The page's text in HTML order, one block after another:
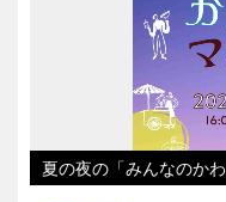
夏の夜の「みんなのか